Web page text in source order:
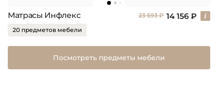
Матрасы Инфлекс 23 593 ₽ 14 156 ₽
20 предметов мебели
Посмотреть предметы мебели